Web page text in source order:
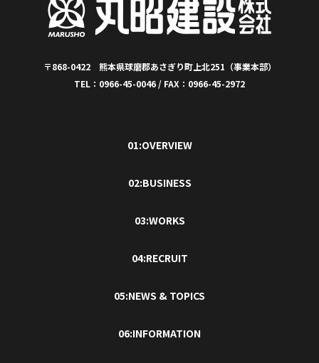
〒868-0422 熊本県球磨郡あさぎり町上北251（事業本部）
TEL：0966-45-0046 / FAX：0966-45-2972
01:OVERVIEW
02:BUSINESS
03:WORKS
04:RECRUIT
05:NEWS & TOPICS
06:INFORMATION